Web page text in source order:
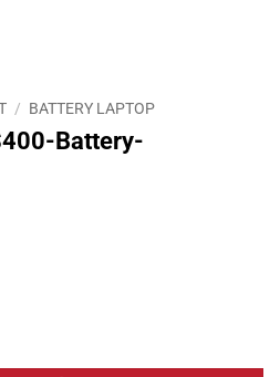
/ BATTERY LAPTOP
Battery-
NBD230.jpg số lượng